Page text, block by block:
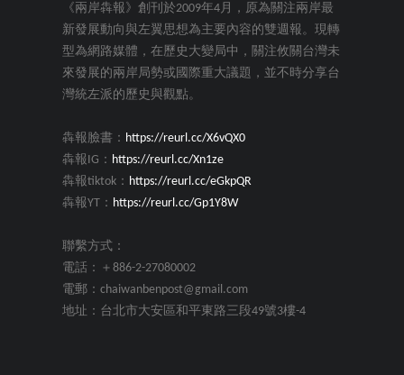
《兩岸犇報》創刊於2009年4月，原為關注兩岸最
新發展動向與左翼思想為主要內容的雙週報。現轉
型為網路媒體，在歷史大變局中，關注攸關台灣未
來發展的兩岸局勢或國際重大議題，並不時分享台
灣統左派的歷史與觀點。
犇報臉書： https://reurl.cc/X6vQX0
犇報IG： https://reurl.cc/Xn1ze
犇報tiktok： https://reurl.cc/eGkpQR
犇報YT： https://reurl.cc/Gp1Y8W
聯繫方式：
電話：＋886-2-27080002
電郵：chaiwanbenpost@gmail.com
地址：台北市大安區和平東路三段49號3樓-4